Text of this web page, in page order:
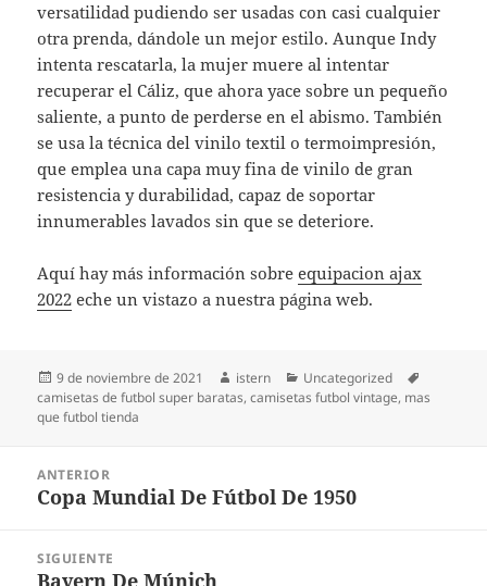
versatilidad pudiendo ser usadas con casi cualquier
otra prenda, dándole un mejor estilo. Aunque Indy
intenta rescatarla, la mujer muere al intentar
recuperar el Cáliz, que ahora yace sobre un pequeño
saliente, a punto de perderse en el abismo. También
se usa la técnica del vinilo textil o termoimpresión,
que emplea una capa muy fina de vinilo de gran
resistencia y durabilidad, capaz de soportar
innumerables lavados sin que se deteriore.
Aquí hay más información sobreequipacion ajax
2022 eche un vistazo a nuestra página web.
Publicado
el
9 de noviembre de 2021 Autor
istern Categorías
Uncategorized
camisetas de futbol super baratas,camisetas futbol vintage, mas
que futbol tienda
entradas
ANTERIOR
Entrada
Copa Mundial De Fútbol De 1950
SIGUIENTE
Entrada
Bayern De Múnich